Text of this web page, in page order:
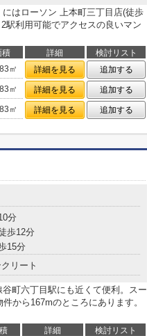
にはローソン 上本町三丁目店(徒歩
駅利用可能でアクセスの良いマン
積 詳細
検討リスト
㎡ 詳細を見る
追加する
㎡ 詳細を見る
追加する
㎡ 詳細を見る 追加する
分
歩12分
15分
リート
町六丁目駅にも近くて便利。スー
から167mのところにあります。
詳細
検討リスト